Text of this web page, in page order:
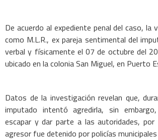
De acuerdo al expediente penal del caso, la
como M.L.R., ex pareja sentimental del
verbal y físicamente el 07 de octubre del
ubicado en la colonia San Miguel, en Puerto
Datos de la investigación revelan que,
imputado intentó agredirla, sin
escapar y dar parte a las autoridades, por
agresor fue detenido por policías